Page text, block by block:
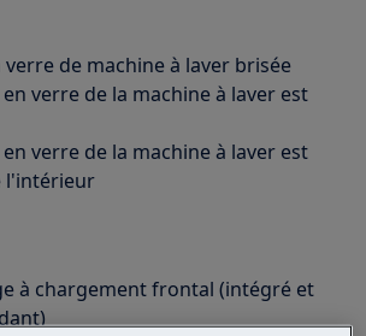
verre de machine à laver brisée
verre de la machine à laver est
verre de la machine à laver est
l'intérieur
à chargement frontal (intégré et